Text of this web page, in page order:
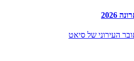
העירוני של סיאט